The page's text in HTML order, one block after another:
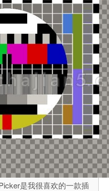
是我很喜欢的一款插